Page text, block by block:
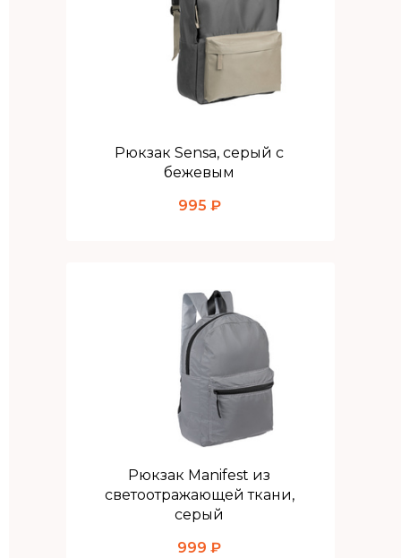
Рюкзак Sensa, серый с
бежевым
995 ₽
Рюкзак Manifest из
светоотражающей ткани,
серый
999 ₽